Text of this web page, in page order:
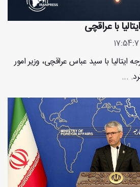
با عراقچی
ایتالیا با سید عباس عراقچی، وزیر امور
...